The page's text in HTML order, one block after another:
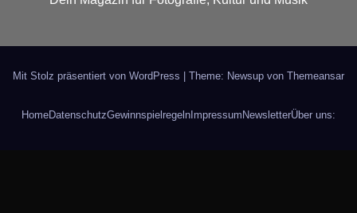
Mit Stolz präsentiert von WordPress Theme: Newsup von Themeansar
HomeDatenschutzGewinnspielregelnImpressumNewsletterÜber uns: